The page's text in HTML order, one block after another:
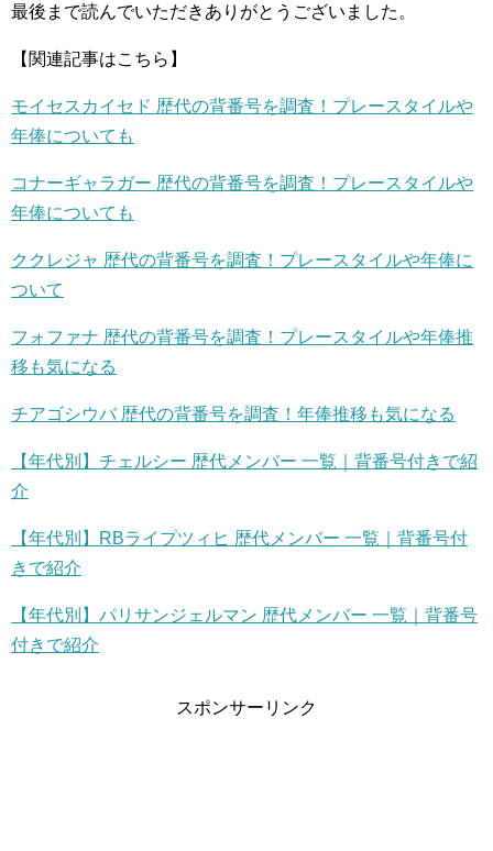
最後まで読んでいただきありがとうございました。
【関連記事はこちら】
モイセスカイセド 歴代の背番号を調査！プレースタイルや
年俸についても
コナーギャラガー 歴代の背番号を調査！プレースタイルや
年俸についても
ククレジャ 歴代の背番号を調査！プレースタイルや年俸に
ついて
フォファナ 歴代の背番号を調査！プレースタイルや年俸推
移も気になる
チアゴシウバ 歴代の背番号を調査！年俸推移も気になる
【年代別】チェルシー 歴代メンバー 一覧｜背番号付きで紹
介
【年代別】RBライプツィヒ 歴代メンバー 一覧｜背番号付
きで紹介
【年代別】パリサンジェルマン 歴代メンバー 一覧｜背番号
付きで紹介
スポンサーリンク